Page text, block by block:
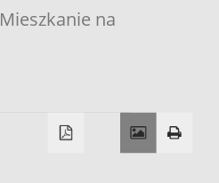
Lokale
Mieszkanie na